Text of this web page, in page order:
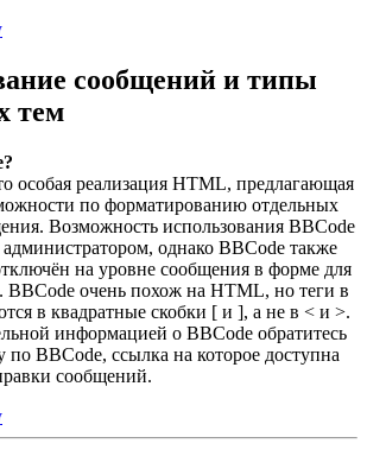
сообщений и типы
тем
особая реализация HTML, предлагающая
по форматированию отдельных
Возможность использования BBCode
администратором, однако BBCode также
на уровне сообщения в форме для
BBCode очень похож на HTML, но теги в
в квадратные скобки [ и ], а не в < и >.
информацией о BBCode обратитесь
по BBCode, ссылка на которое доступна
сообщений.